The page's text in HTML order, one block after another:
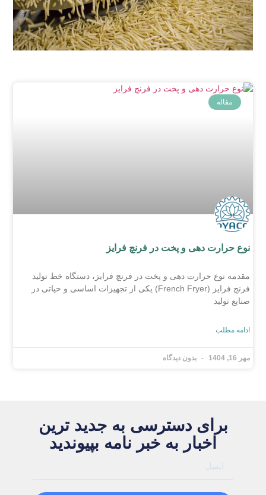
مقاله
نوع حرارت ‌دهی و پخت در فرنچ فرایز
مقدمه نوع حرارت ‌دهی و پخت در فرنچ فرایز، دستگاه خط تولید
فرنچ فرایز (French Fryer) یکی از تجهیزات اساسی و حیاتی در
صنایع تولید
ادامه مطلب
مهر 16, 1404 بدون دیدگاه
برای دسترسی به جدید ترین
اخبار به خبر نامه بپیوندید